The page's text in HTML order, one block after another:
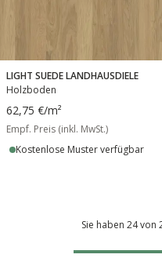
LIGHT SUEDE LANDHAUSDIELE
Holzboden
62,75 €/m²
Empf. Preis (inkl. MwSt.)
Kostenlose Muster verfügbar
Sie haben 24 von